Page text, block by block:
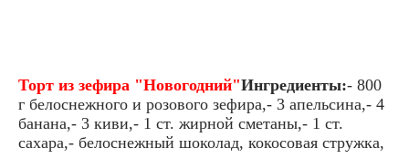
Торт из зефира "Новогодний"Ингредиенты:- 800
г белоснежного и розового зефира,- 3 апельсина,- 4
банана,- 3 киви,- 1 ст. жирной сметаны,- 1 ст.
сахара,- белоснежный шоколад, кокосовая стружка,